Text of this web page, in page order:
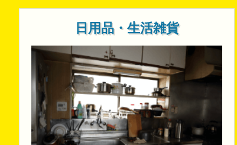
日用品・生活雑貨